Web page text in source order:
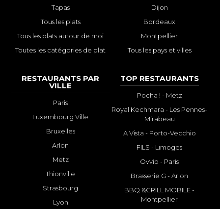
Tapas
Tous les plats
Tous les plats autour de moi
Toutes les catégories de plat
Dijon
Bordeaux
Montpellier
Tous les pays et villes
RESTAURANTS PAR
VILLE
Paris
Luxembourg Ville
Bruxelles
Arlon
Metz
Thionville
Strasbourg
Lyon
TOP RESTAURANTS
Pocha ! - Metz
Royal Kechmara - Les Pennes-
Mirabeau
A Vista - Porto-Vecchio
FILS - Limoges
Ovvio - Paris
Brasserie G - Arlon
BBQ &GRILL MOBILE -
Montpellier